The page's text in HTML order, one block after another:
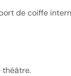
de coiffe
théâtre.